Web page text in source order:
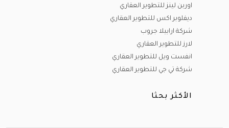
اوربن لينز للتطوير العقاري
ديفلوبر اكس للتطوير العقاري
شركة ارابيلا جروب
لارز للتطوير العقاري
انفست ويل للتطوير العقاري
شركة تي جي للتطوير العقاري
الأكثر بحثا